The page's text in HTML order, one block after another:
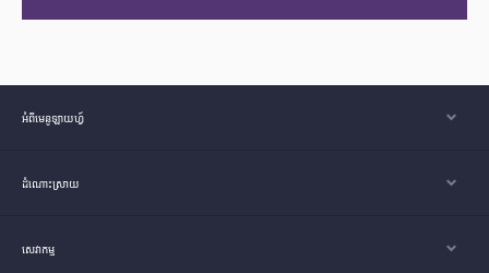
អំពីមេនូឡាយហ្វ៍
ដំណោះស្រាយ
សេវាកម្ម